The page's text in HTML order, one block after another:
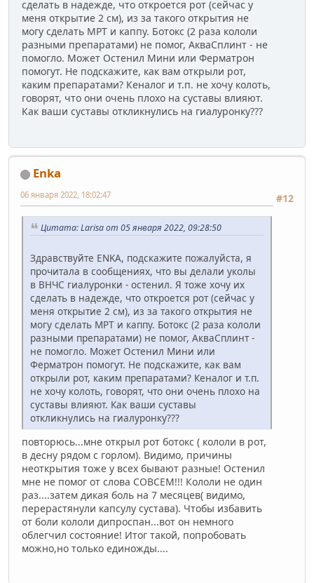
сделать в надежде, что откроется рот (сейчас у
меня открытие 2 см), из за такого открытия не
могу сделать МРТ и каппу. Ботокс (2 раза кололи
разными препаратами) не помог, АкваСплинт - не
помогло. Может Остенил Мини или Ферматрон
помогут. Не подскажите, как вам открыли рот,
каким препаратами? Кеналог и т.п. не хочу колоть,
говорят, что они очень плохо на суставы влияют.
Как ваши суставы откликнулись на гиалуронку???
Enka
#12
06 января 2022, 18:02:47
Цитата: Larisa от 05 января 2022, 09:28:50
Здравствуйте ENKA, подскажите пожалуйста, я
прочитала в сообщениях, что вы делали уколы
в ВНЧС гиалуронки - остенил. Я тоже хочу их
сделать в надежде, что откроется рот (сейчас у
меня открытие 2 см), из за такого открытия не
могу сделать МРТ и каппу. Ботокс (2 раза кололи
разными препаратами) не помог, АкваСплинт -
не помогло. Может Остенил Мини или
Ферматрон помогут. Не подскажите, как вам
открыли рот, каким препаратами? Кеналог и т.п.
не хочу колоть, говорят, что они очень плохо на
суставы влияют. Как ваши суставы
откликнулись на гиалуронку???
повторюсь...мне открыл рот ботокс ( кололи в рот,
в десну рядом с горлом). Видимо, причины
неоткрытия тоже у всех бывают разные! Остенил
мне не помог от слова СОВСЕМ!!! Кололи не один
раз....затем дикая боль на 7 месяцев( видимо,
перерастянули капсулу сустава). Чтобы избавить
от боли кололи дипроспан...вот он немного
облегчил состояние! Итог такой, попробовать
можно,но только единожды....